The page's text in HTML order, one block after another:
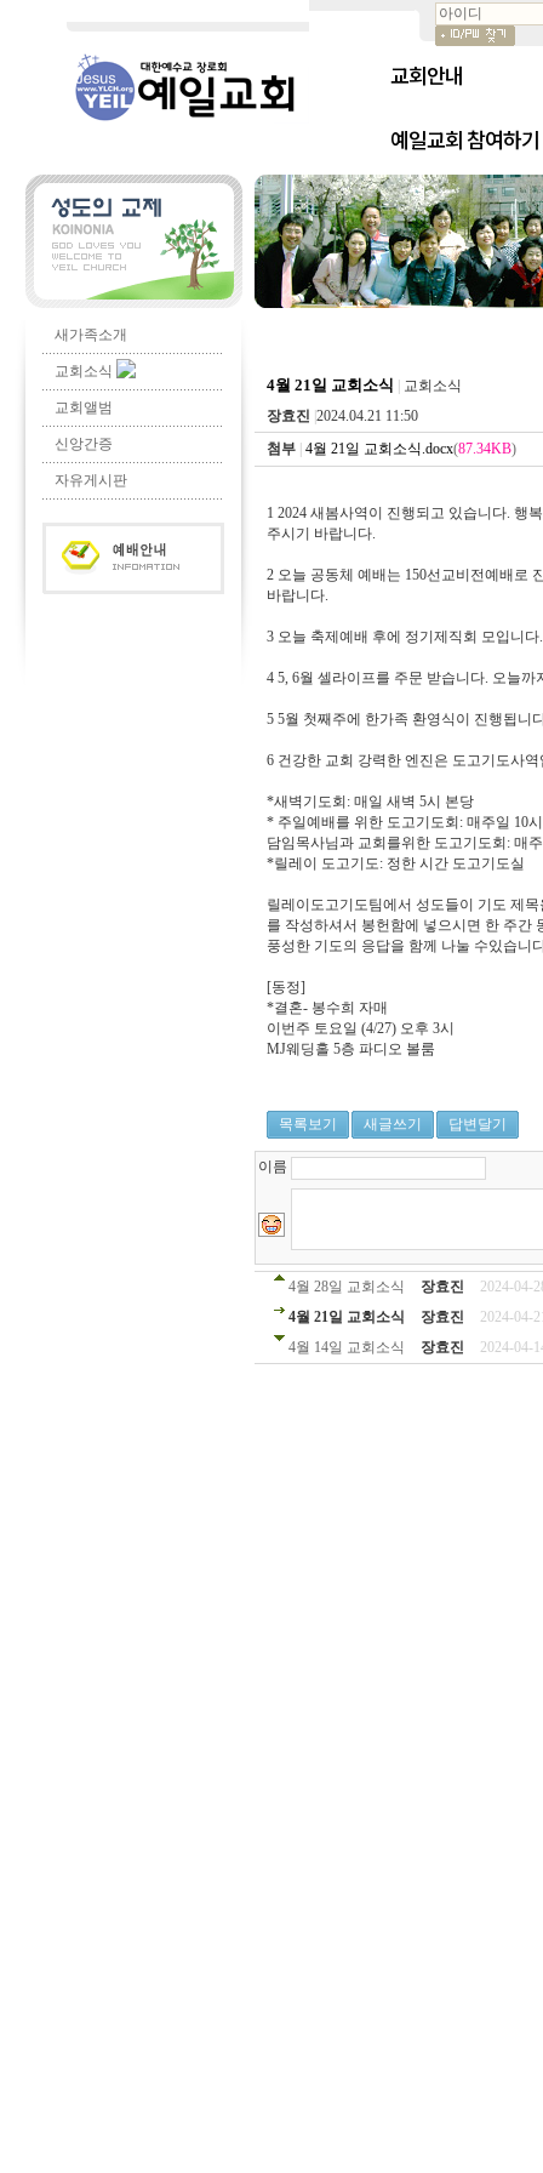
교회안내
예일교회 참여하기
새가족소개
교회소식
교회앨범
신앙간증
자유게시판
4월 21일 교회소식
교회소식
장효진 2024.04.21 11:50
첨부 4월 21일 교회소식.docx(87.34KB)
1 2024 새봄사역이 진행되고 있습니다. 행
주시기 바랍니다.
2 오늘 공동체 예배는 150선교비전예배로
바랍니다.
3 오늘 축제예배 후에 정기제직회 모입니
4 5, 6월 셀라이프를 주문 받습니다. 오늘
5 5월 첫째주에 한가족 환영식이 진행됩니
6 건강한 교회 강력한 엔진은 도고기도사
*새벽기도회: 매일 새벽 5시 본당
* 주일예배를 위한 도고기도회: 매주일 10
담임목사님과 교회를위한 도고기도회: 매
*릴레이 도고기도: 정한 시간 도고기도실
릴레이도고기도팀에서 성도들이 기도 제
를 작성하셔서 봉헌함에 넣으시면 한 주간
풍성한 기도의 응답을 함께 나눌 수있습니
[동정]
*결혼- 봉수희 자매
이번주 토요일 (4/27) 오후 3시
MJ웨딩홀 5층 파디오 볼룸
목록보기 새글쓰기 답변달기
이름
4월 28일 교회소식 장효진
2024-04-
4월 21일 교회소식
장효진
2024-04-
4월 14일 교회소식
장효진 2024-04-